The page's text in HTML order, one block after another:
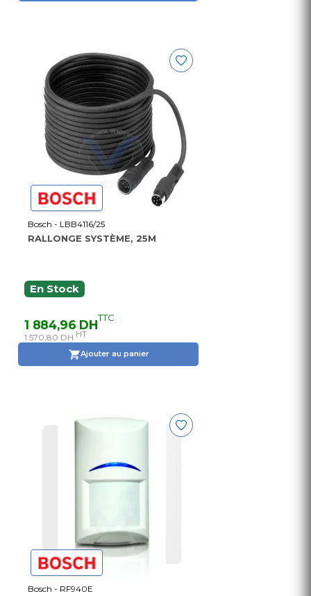
Bosch - LBB4116/25
RALLONGE SYSTÈME, 25M
En Stock
1 884,96 DHTTC
1 570,80 DH HT
Ajouter au panier
Bosch - RF940E